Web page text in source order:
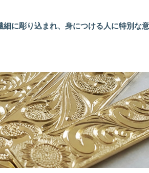
に彫り込まれ、身につける人に特別な